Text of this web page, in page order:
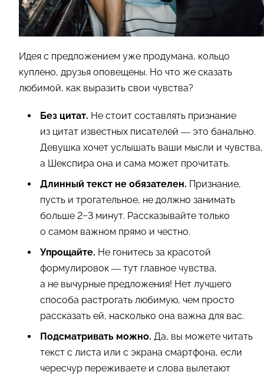
Идея с предложением уже продумана, кольцо
куплено, друзья оповещены. Но что же сказать
любимой, как выразить свои чувства?
Без цитат. Не стоит составлять признание
из цитат известных писателей — это банально.
Девушка хочет услышать ваши мысли и чувства,
а Шекспира она и сама может прочитать.
Длинный текст не обязателен. Признание,
пусть и трогательное, не должно занимать
больше 2−3 минут. Рассказывайте только
о самом важном прямо и честно.
Упрощайте. Не гонитесь за красотой
формулировок — тут главное чувства,
а не вычурные предложения! Нет лучшего
способа растрогать любимую, чем просто
рассказать ей, насколько она важна для вас.
Подсматривать можно. Да, вы можете читать
текст с листа или с экрана смартфона, если
чересчур переживаете и слова вылетают